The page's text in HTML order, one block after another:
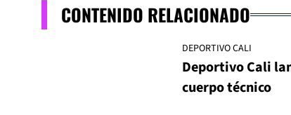
CONTENIDO RELACIONADO
DEPORTIVO CALI
Deportivo Cali
cuerpo técnico